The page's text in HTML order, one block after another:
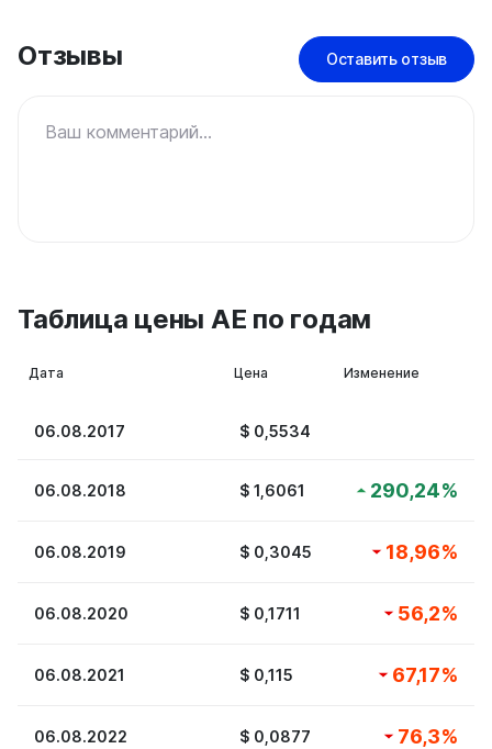
Отзывы Оставить отзыв
Ваш комментарий...
Таблица цены AE по годам
Дата Цена Изменение
06.08.2017 $ 0,5534
06.08.2018 $ 1,6061 290,24%
06.08.2019 $ 0,3045 18,96%
06.08.2020 $ 0,1711 56,2%
06.08.2021 $ 0,115 67,17%
06.08.2022 $ 0,0877 76,3%